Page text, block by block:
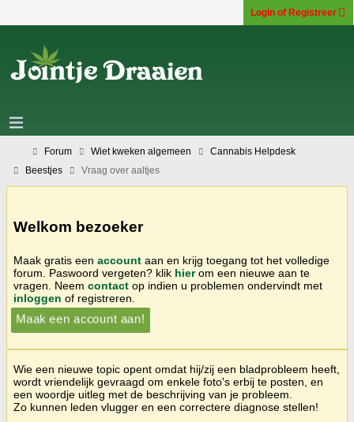
Login of Registreer
Forum Wiet kweken algemeen
Cannabis Helpdesk
Beestjes
Vraag over aaltjes
Welkom bezoeker
Maak gratis een account aan en krijg toegang tot het volledige
forum. Paswoord vergeten? klik hierom een nieuwe aan te
vragen. Neem contact op indien u problemen ondervindt met
inloggen of registreren.
Maak een account aan!
Wie een nieuwe topic opent omdat hij/zij een bladprobleem heeft,
wordt vriendelijk gevraagd om enkele foto's erbij te posten, en
een woordje uitleg met de beschrijving van je probleem.
Zo kunnen leden vlugger en een correctere diagnose stellen!